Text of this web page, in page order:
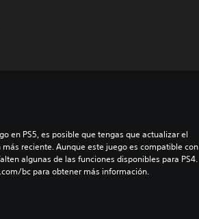
en PS5, es posible que tengas que actualizar el
reciente. Aunque este juego es compatible con
algunas de las funciones disponibles para PS4.
bc para obtener más información.